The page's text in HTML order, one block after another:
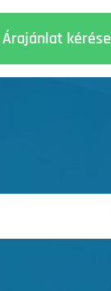
Árajánlat kérése